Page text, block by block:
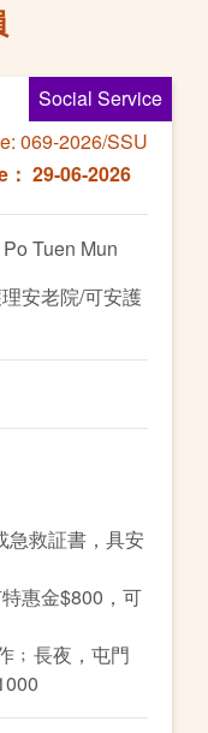
Social Service
069-2026/SSU
29-06-2026
Tuen Mun
安老院/可安護
急救証書，具安
惠金$800，可
﹔長夜，屯門